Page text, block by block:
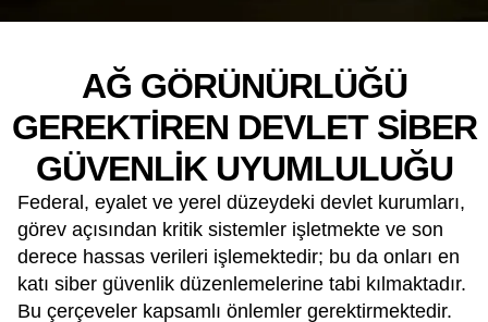
AĞ GÖRÜNÜRLÜĞÜ
GEREKTIREN DEVLET SIBER
GÜVENLIK UYUMLULUĞU
Federal, eyalet ve yerel düzeydeki devlet kurumları,
görev açısından kritik sistemler işletmekte ve son
derece hassas verileri işlemektedir; bu da onları en
katı siber güvenlik düzenlemelerine tabi kılmaktadır.
Bu çerçeveler kapsamlı önlemler gerektirmektedir.